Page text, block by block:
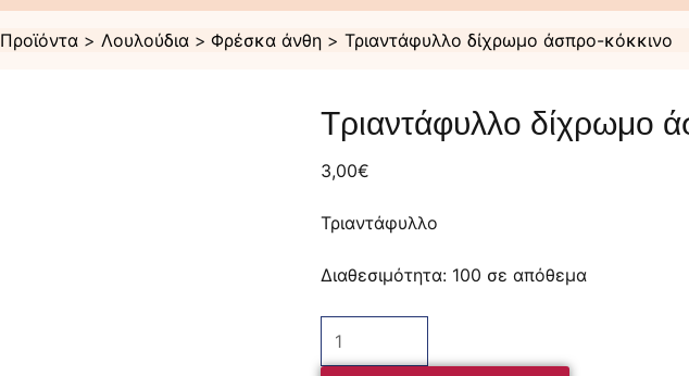
Προϊόντα Λουλούδια Φρέσκα άνθη Τριαντάφυλλο δίχρωμο άσπρο-κόκκινο
Τριαντάφυλλο δίχρωμο
3,00€
Τριαντάφυλλο
Διαθεσιμότητα: 100 σε απόθεμα
άσπρο-
κόκκινο
ποσότητα